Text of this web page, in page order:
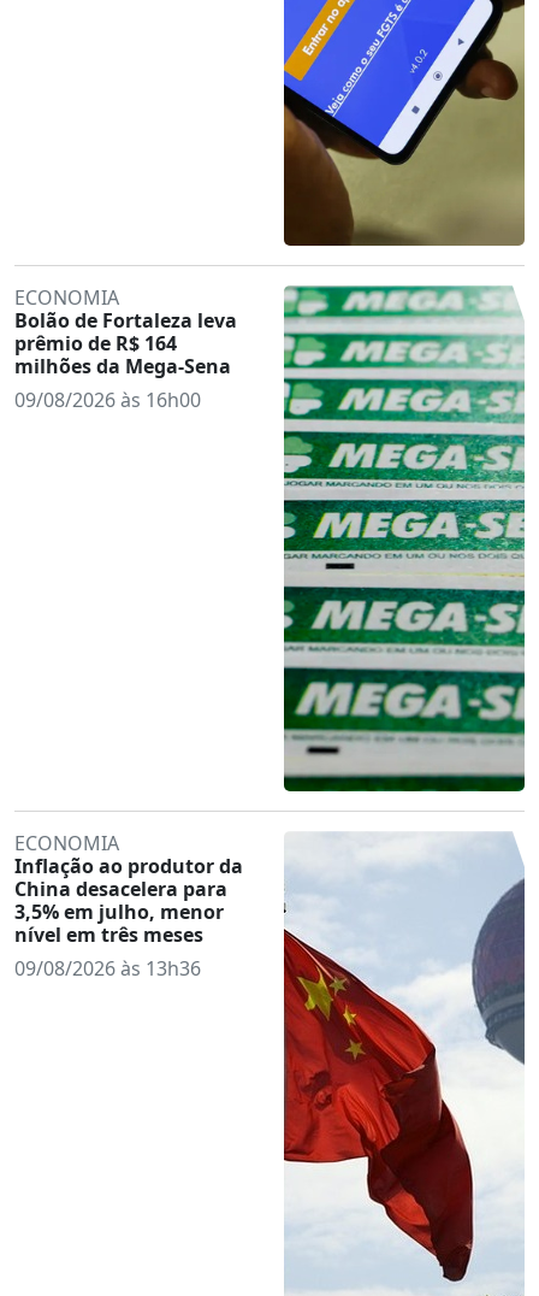
ECONOMIA
Bolão de Fortaleza leva
prêmio de R$ 164
milhões da Mega-Sena
09/08/2026 às 16h00
ECONOMIA
Inflação ao produtor da
China desacelera para
3,5% em julho, menor
nível em três meses
09/08/2026 às 13h36